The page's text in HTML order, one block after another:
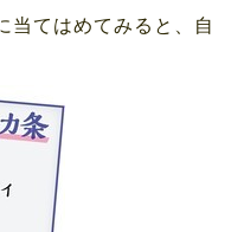
当てはめてみると、自